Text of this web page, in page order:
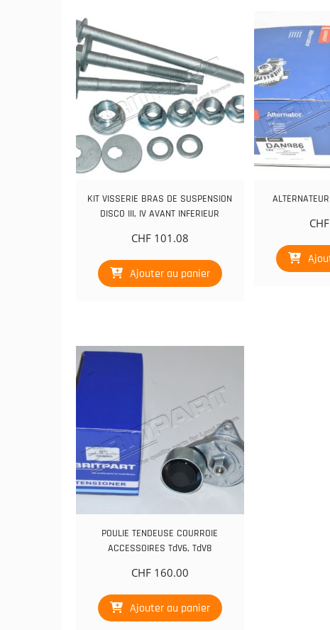
KIT VISSERIE BRAS DE SUSPENSION
DISCO III, IV AVANT INFERIEUR
CHF101.08
Ajouter au panier
CHF
POULIE TENDEUSE COURROIE
ACCESSOIRES TdV6, TdV8
CHF160.00
Ajouter au panier